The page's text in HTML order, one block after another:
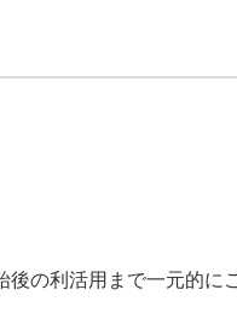
後の利活用まで一元的に